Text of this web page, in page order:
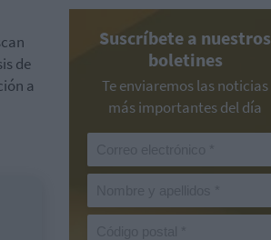
de
a
Suscríbete a nuestros
boletines
Te enviaremos las noticias
más importantes del día